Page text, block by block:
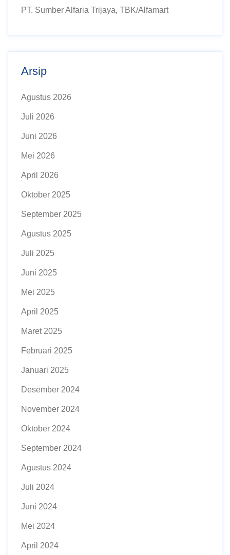
PT. Sumber Alfaria Trijaya, TBK/Alfamart
Arsip
Agustus 2026
Juli 2026
Juni 2026
Mei 2026
April 2026
Oktober 2025
September 2025
Agustus 2025
Juli 2025
Juni 2025
Mei 2025
April 2025
Maret 2025
Februari 2025
Januari 2025
Desember 2024
November 2024
Oktober 2024
September 2024
Agustus 2024
Juli 2024
Juni 2024
Mei 2024
April 2024